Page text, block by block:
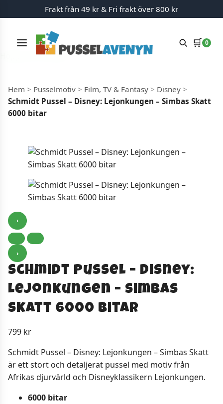
Hoppa till innehåll
Frakt från 49 kr & Fri frakt över 800 kr
Meny 🛒 0
Hem > Pusselmotiv > Film, TV & Fantasy > Disney >
Schmidt Pussel – Disney: Lejonkungen – Simbas Skatt
6000​ bitar
‹
›
Schmidt Pussel – Disney:
Lejonkungen – Simbas
Skatt 6000​ bitar
799 kr
Schmidt Pussel – Disney: Lejonkungen – Simbas Skatt
är ett stort och detaljerat pussel med motiv från
Afrikas djurvärld och Disneyklassikern Lejonkungen.
6000 bitar